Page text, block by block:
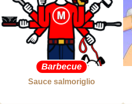
Barbecue
Sauce salmoriglio